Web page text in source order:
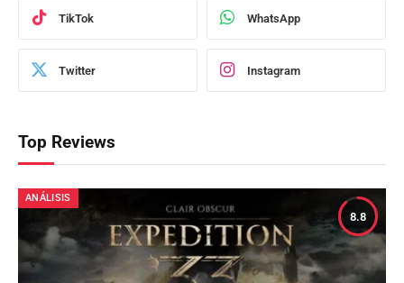
TikTok WhatsApp
Twitter Instagram
Top Reviews
8.8
ANÁLISIS